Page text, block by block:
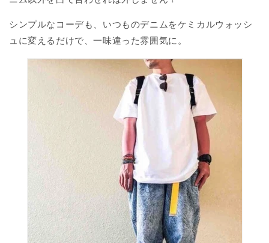
シンプルなコーデも、いつものデニムをケミカルウォッシ
ュに変えるだけで、一味違った雰囲気に。